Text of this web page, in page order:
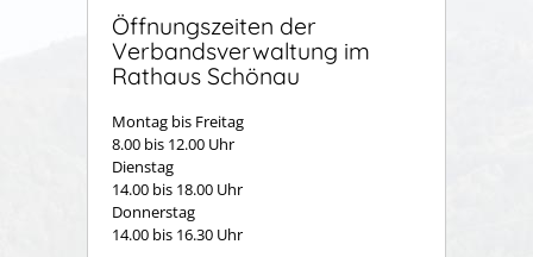
Öffnungszeiten der
Verbandsverwaltung im
Rathaus Schönau
Montag bis Freitag
8.00 bis 12.00 Uhr
Dienstag
14.00 bis 18.00 Uhr
Donnerstag
14.00 bis 16.30 Uhr